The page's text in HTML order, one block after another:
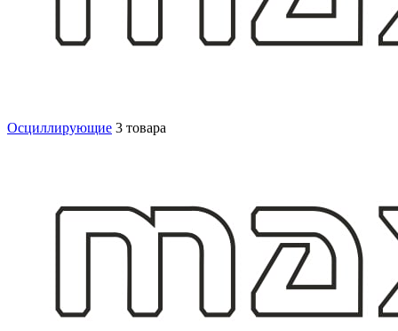
Осциллирующие 3 товара